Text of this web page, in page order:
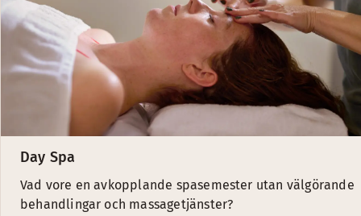
Day Spa
Vad vore en avkopplande spasemester utan välgörande
behandlingar och massagetjänster?